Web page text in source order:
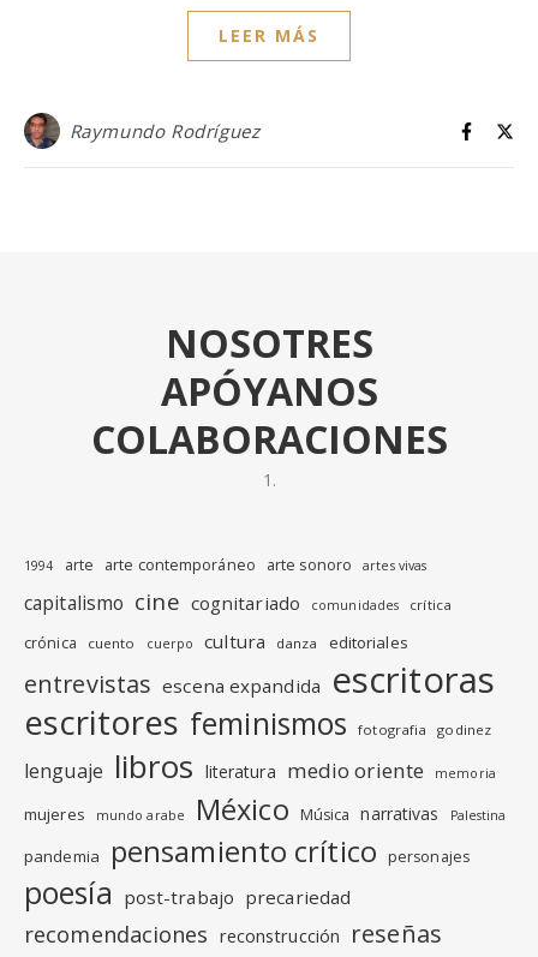
LEER MÁS
Raymundo Rodríguez
NOSOTRES
APÓYANOS
COLABORACIONES
1994 arte arte contemporáneo arte sonoro artes vivas
capitalismo cine cognitariado comunidades crítica
crónica cuento cuerpo cultura danza editoriales
entrevistas escena expandida escritoras
escritores feminismos fotografia godinez
lenguaje libros literatura medio oriente memoria
mujeres mundo arabe México Música narrativas Palestina
pandemia pensamiento crítico personajes
poesía post-trabajo precariedad
recomendaciones reconstrucción reseñas